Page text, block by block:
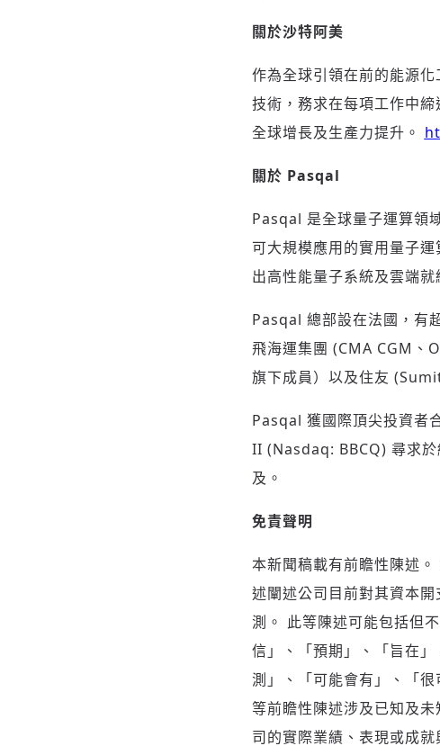
關於沙特阿美
作為全球引領在前的能源
技術，務求在每項工作中
全球增長及生產力提升。
關於 Pasqal
Pasqal 是全球量子運算領
可大規模應用的實用量子
出高性能量子系統及雲端
Pasqal 總部設在法國，有
飛海運集團 (CMA CGM
旗下成員）以及住友
Pasqal 獲國際頂尖投資
II (Nasdaq: BBCQ) 尋求
及。
免責聲明
本新聞稿載有前瞻性陳述
述闡述公司目前對其資本
測。 此等陳述可能包括但
信」、「預期」、「旨在
測」、「可能會有」、「
等前瞻性陳述涉及已知及
司的實際業績、表現或成